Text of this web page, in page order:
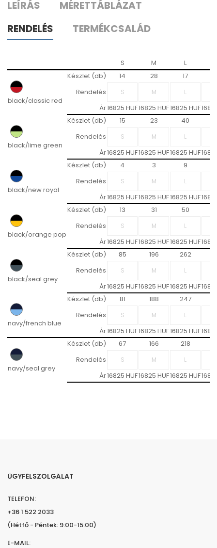
LEÍRÁS
MÉRETTÁBLÁZAT
RENDELÉS
TERMÉKCSALÁD
S M L
black/classic red
Készlet (db) 14 28 17
Rendelés
Ár16825 HUF16825 HUF16825 HUF
black/lime green
Készlet (db) 15 23 40
Rendelés
Ár16825 HUF16825 HUF16825 HUF
black/new royal
Készlet (db) 4 3 9
Rendelés
Ár16825 HUF16825 HUF16825 HUF
black/orange pop
Készlet (db) 13 31 50
Rendelés
Ár16825 HUF16825 HUF16825 HUF
black/seal grey
Készlet (db) 85 196 262
Rendelés
Ár16825 HUF16825 HUF16825 HUF
navy/french blue
Készlet (db) 81 188 247
Rendelés
Ár16825 HUF16825 HUF16825 HUF
navy/seal grey
Készlet (db) 67 166 218
Rendelés
Ár16825 HUF16825 HUF16825 HUF
ÜGYFÉLSZOLGÁLAT
TELEFON:
+36 1 522 2033
(Hétfő - Péntek: 9:00-15:00)
E-MAIL: